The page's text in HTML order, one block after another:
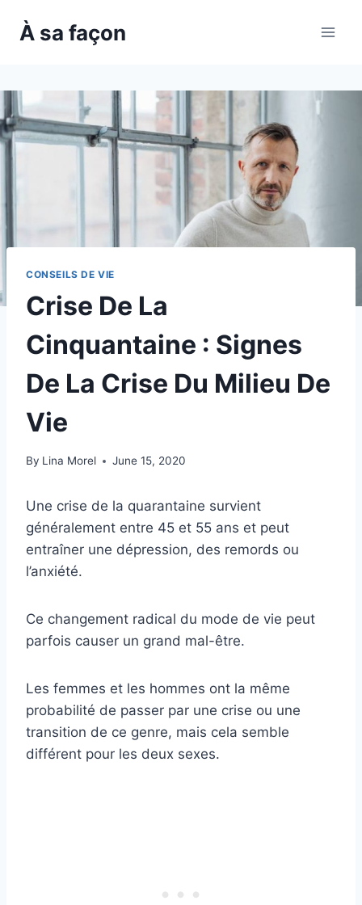
À sa façon
CONSEILS DE VIE
Crise De La
Cinquantaine : Signes
De La Crise Du Milieu De
Vie
By Lina Morel June 15, 2020
Une crise de la quarantaine survient
généralement entre 45 et 55 ans et peut
entraîner une dépression, des remords ou
l’anxiété.
Ce changement radical du mode de vie peut
parfois causer un grand mal-être.
Les femmes et les hommes ont la même
probabilité de passer par une crise ou une
transition de ce genre, mais cela semble
différent pour les deux sexes.